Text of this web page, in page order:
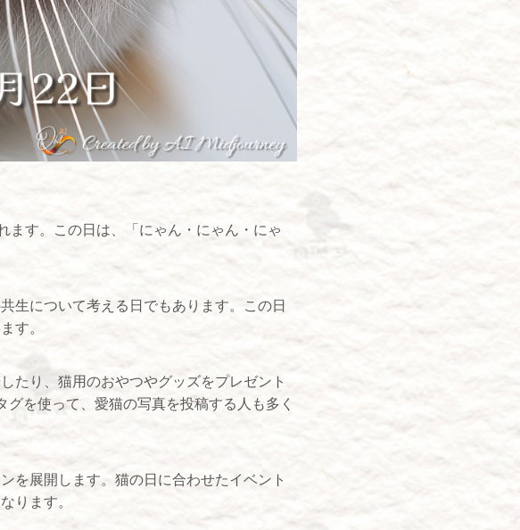
ます。この日は、「にゃん・にゃん・にゃ
生について考える日でもあります。この日
す。
たり、猫用のおやつやグッズをプレゼント
を使って、愛猫の写真を投稿する人も多く
を展開します。猫の日に合わせたイベント
ります。